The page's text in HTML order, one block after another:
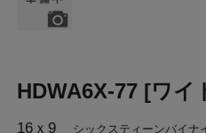
HDWA6X-77 [ワ
16ｘ9 シックスティーンバイナ